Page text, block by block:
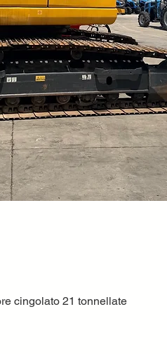
Vista rapida
cingolato 21 tonnellate